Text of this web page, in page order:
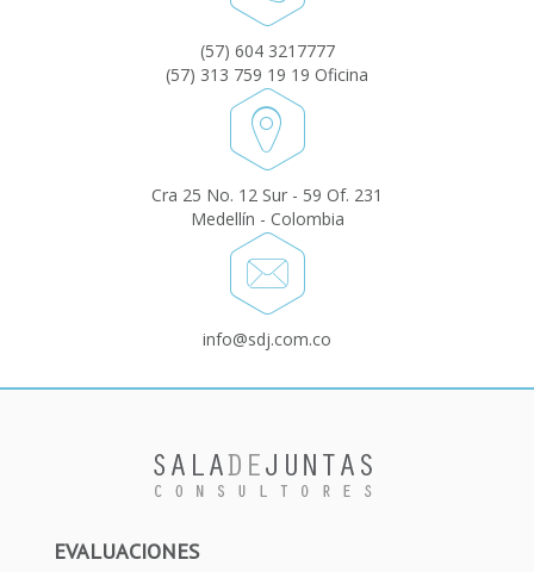
(57) 604 3217777
(57) 313 759 19 19 Oficina
Cra 25 No. 12 Sur - 59 Of. 231
Medellín - Colombia
info@sdj.com.co
EVALUACIONES